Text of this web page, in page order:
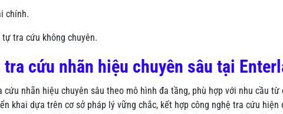
chính.
tra cứu không chuyên.
cứu nhãn hiệu chuyên sâu tại
nhãn hiệu chuyên sâu theo mô hình đa tầng, phù hợp với nhu cầu từ
khai dựa trên cơ sở pháp lý vững chắc, kết hợp công nghệ tra cứu hiện